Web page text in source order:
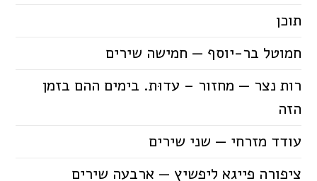
תוכן
חמוטל בר-יוסף — חמישה שירים
רות נצר — מחזור – עדוּת. בימים ההם בזמן
הזה
עודד מזרחי — שני שירים
ציפורה פייגא ליפשיץ — ארבעה שירים